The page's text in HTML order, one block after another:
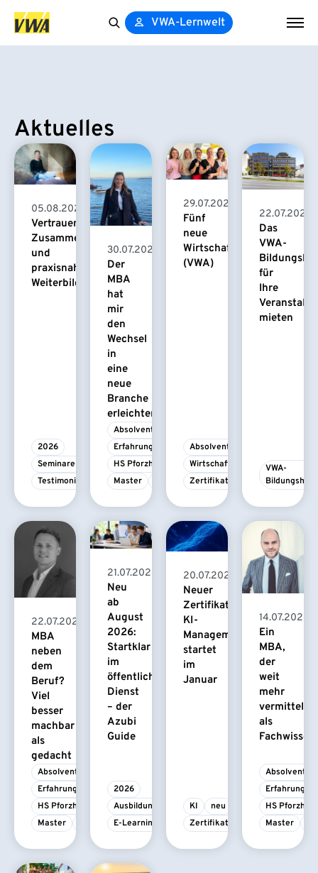
VWA-Lernwelt
Aktuelles
05.08.2026
Vertrauensvolle
Zusammenarbeit
und
praxisnahe
Weiterbildung
2026
Seminare
Testimonial
30.07.2026
Der
MBA
hat
mir
den
Wechsel
in
eine
neue
Branche
erleichtert
Absolvent/-in
Erfahrungsbericht
HS Pforzheim
Master
29.07.2026
Fünf
neue
Wirtschaftspsychologinnen
(VWA)
Absolvent/-in
Wirtschaftspsychologie
Zertifikatskurs
22.07.2026
Das
VWA-
für
Ihre
mieten
VWA-
Bildungshaus
22.07.2026
MBA
neben
dem
Beruf?
Viel
besser
machbar
als
gedacht
Absolvent/-in
Erfahrungsbericht
HS Pforzheim
Master
21.07.2026
Neu
ab
August
2026:
Startklar
im
öffentlichen
Dienst
– der
Azubi
Guide
2026
Ausbildung
E-Learning
20.07.2026
Neuer
Zertifikatskurs
KI-
Management
startet
im
Januar
KI
neu
Zertifikatskurs
14.07.2026
Ein
MBA,
der
weit
mehr
vermittelt
als
Fachwissen
Absolvent/-
HS
Master